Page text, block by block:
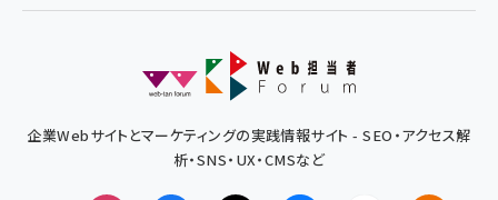
企業Webサイトとマーケティングの実践情報サイト - SEO・アクセス解
析・SNS・UX・CMSなど